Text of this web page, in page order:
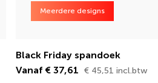
Meerdere designs
Black Friday spandoek
Vanaf € 37,61 € 45,51 incl.btw